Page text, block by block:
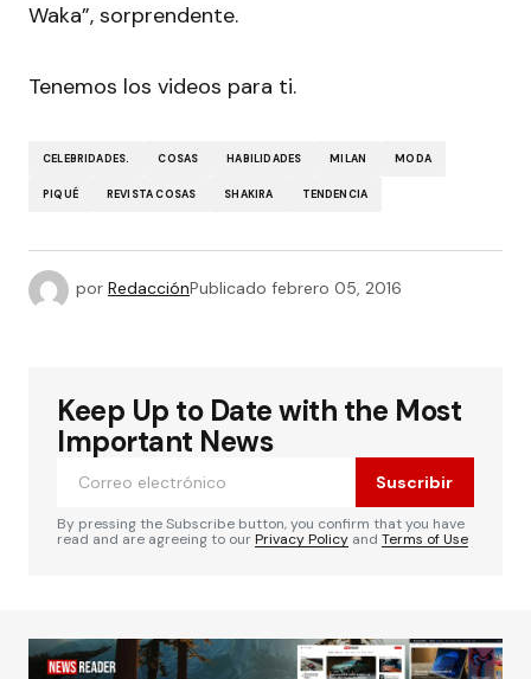
Waka”, sorprendente.
Tenemos los videos para ti.
CELEBRIDADES. COSAS HABILIDADES MILAN MODA
PIQUÉ REVISTA COSAS SHAKIRA TENDENCIA
por RedacciónPublicado febrero 05, 2016
Keep Up to Date with the Most
Important News
Suscribir
By pressing the Subscribe button, you confirm that you have
read and are agreeing to ourPrivacy Policy and Terms of Use